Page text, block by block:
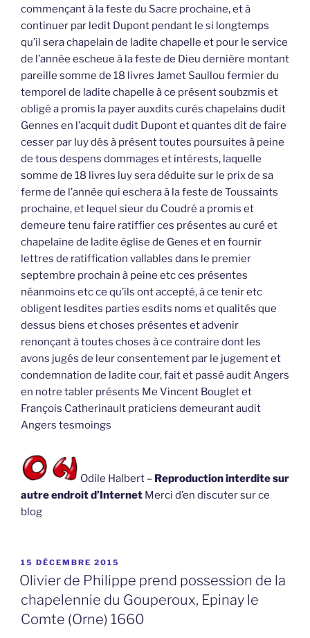
commençant à la feste du Sacre prochaine, et à
continuer par ledit Dupont pendant le si longtemps
qu’il sera chapelain de ladite chapelle et pour le service
de l’année escheue à la feste de Dieu dernière montant
pareille somme de 18 livres Jamet Saullou fermier du
temporel de ladite chapelle à ce présent soubzmis et
obligé a promis la payer auxdits curés chapelains dudit
Gennes en l’acquit dudit Dupont et quantes dit de faire
cesser par luy dès à présent toutes poursuites à peine
de tous despens dommages et intérests, laquelle
somme de 18 livres luy sera déduite sur le prix de sa
ferme de l’année qui eschera à la feste de Toussaints
prochaine, et lequel sieur du Coudré a promis et
demeure tenu faire ratiffier ces présentes au curé et
chapelaine de ladite église de Genes et en fournir
lettres de ratiffication vallables dans le premier
septembre prochain à peine etc ces présentes
néanmoins etc ce qu’ils ont accepté, à ce tenir etc
obligent lesdites parties esdits noms et qualités que
dessus biens et choses présentes et advenir
renonçant à toutes choses à ce contraire dont les
avons jugés de leur consentement par le jugement et
condemnation de ladite cour, fait et passé audit Angers
en notre tabler présents Me Vincent Bouglet et
François Catherinault praticiens demeurant audit
Angers tesmoings
Odile Halbert – Reproduction interdite sur
autre endroit d’Internet Merci d’en discuter sur ce
blog
PUBLIÉ
LE
15 DÉCEMBRE 2015
Olivier de Philippe prend possession de la
chapelennie du Gouperoux, Epinay le
Comte (Orne) 1660